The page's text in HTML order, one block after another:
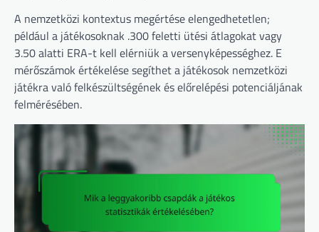
A nemzetközi kontextus megértése elengedhetetlen;
például a játékosoknak .300 feletti ütési átlagokat vagy
3.50 alatti ERA-t kell elérniük a versenyképességhez. E
mérőszámok értékelése segíthet a játékosok nemzetközi
játékra való felkészültségének és előrelépési potenciáljának
felmérésében.